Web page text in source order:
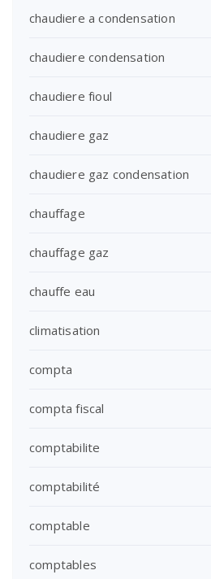
chaudiere a condensation
chaudiere condensation
chaudiere fioul
chaudiere gaz
chaudiere gaz condensation
chauffage
chauffage gaz
chauffe eau
climatisation
compta
compta fiscal
comptabilite
comptabilité
comptable
comptables